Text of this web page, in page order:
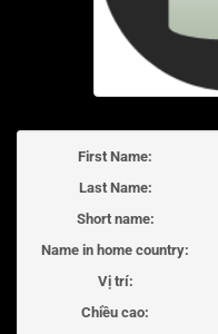
First Name:
Last Name:
Short name:
Name in home country:
Vị trí:
Chiều cao: